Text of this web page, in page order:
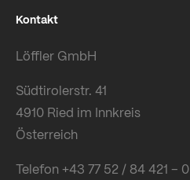
Kontakt
Löffler GmbH
Südtirolerstr. 41
4910 Ried im Innkreis
Österreich
Telefon +43 77 52 / 84 421 – 0